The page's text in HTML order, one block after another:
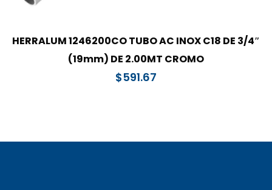
HERRALUM 1246200CO TUBO AC INOX C18 DE 3/4″
(19mm) DE 2.00MT CROMO
$591.67